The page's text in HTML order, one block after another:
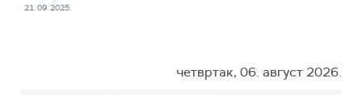
21. 09. 2025.
четвртак, 06. август 2026.